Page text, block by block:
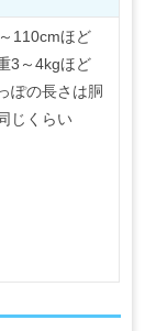
110cmほど
3～4kgほど
ぽの長さは胴
じくらい